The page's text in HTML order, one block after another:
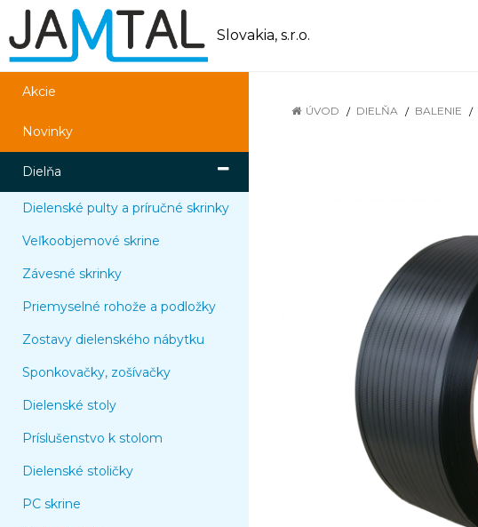
Slovakia, s.r.o.
Akcie
Novinky
Dielňa
Dielenské pulty a príručné skrinky
Veľkoobjemové skrine
Závesné skrinky
Priemyselné rohože a podložky
Zostavy dielenského nábytku
Sponkovačky, zošívačky
Dielenské stoly
Príslušenstvo k stolom
Dielenské stoličky
PC skrine
ÚVOD DIELŇA BALENIE